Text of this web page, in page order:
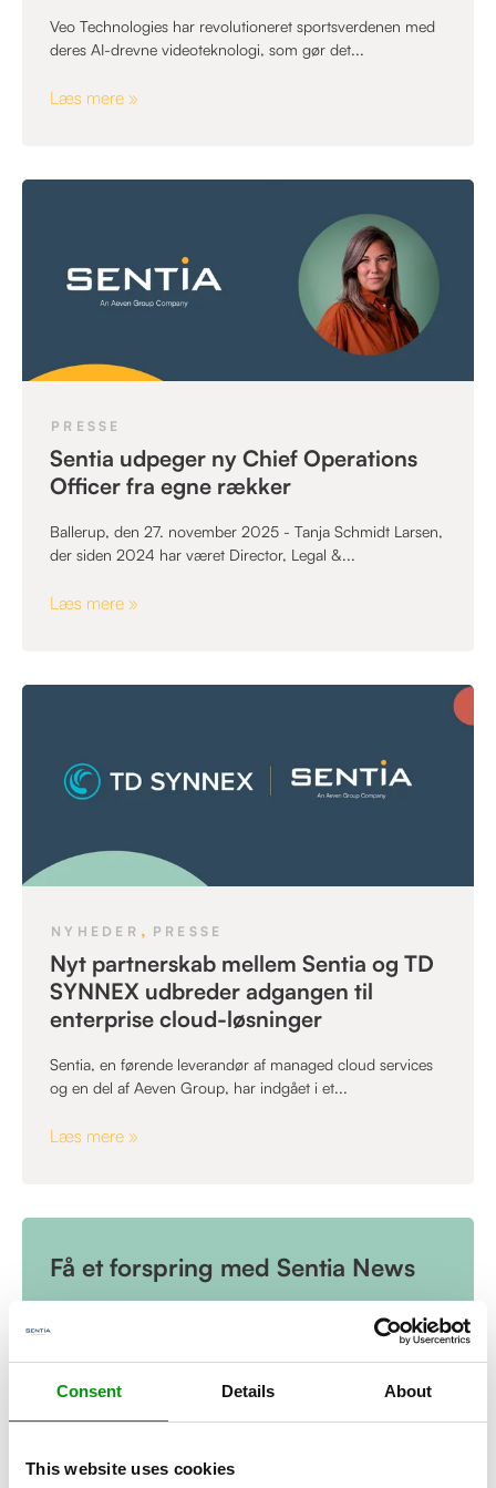
Consent Details About
This website uses cookies
Veo Technologies har revolutioneret sportsverdenen med
deres AI-drevne videoteknologi, som gør det...
Læs mere »
PRESSE
Sentia udpeger ny Chief Operations
Officer fra egne rækker
Ballerup, den 27. november 2025 - Tanja Schmidt Larsen,
der siden 2024 har været Director, Legal &...
Læs mere »
NYHEDER , PRESSE
Nyt partnerskab mellem Sentia og TD
SYNNEX udbreder adgangen til
enterprise cloud-løsninger
Sentia, en førende leverandør af managed cloud services
og en del af Aeven Group, har indgået i et...
Læs mere »
Få et forspring med Sentia News